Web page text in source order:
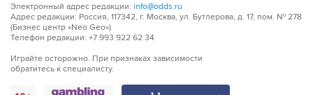
Электронный адрес редакции: info@odds.ru
Адрес редакции: Россия, 117342, г. Москва, ул. Бутлерова, д. 17, пом. № 278
(Бизнес центр «Neo Geo»)
Телефон редакции: +7 993 922 62 34
Играйте осторожно. При признаках зависимости
обратитесь к специалисту.